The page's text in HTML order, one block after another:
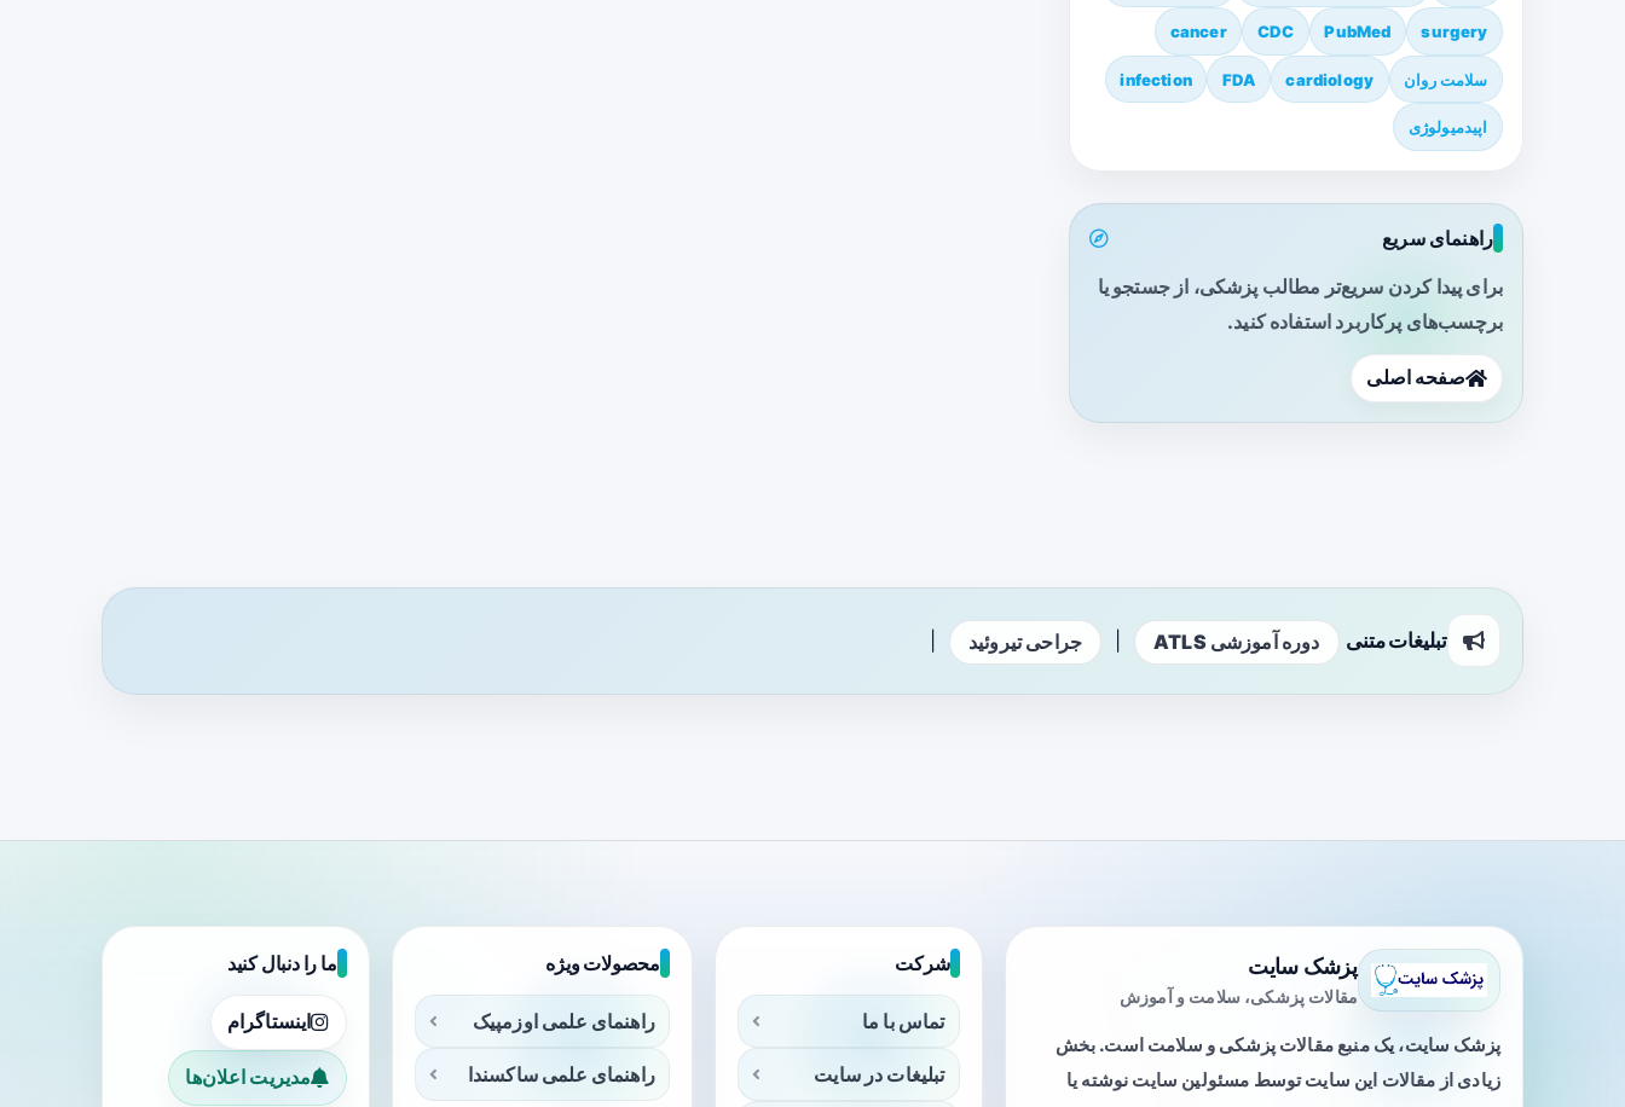
surgery
PubMed
CDC
cancer
سلامت روان cardiology
FDA
infection
اپیدمیولوژی
راهنمای سریع
برای پیدا کردن سریع‌تر مطالب پزشکی، از جستجو یا
برچسب‌های پرکاربرد استفاده کنید.
صفحه اصلی
تبلیغات متنی دوره آموزشی ATLS جراحی تیروئید
پزشک سایت
مقالات پزشکی، سلامت و آموزش
پزشک سایت، یک منبع مقالات پزشکی و سلامت است. بخش
زیادی از مقالات این سایت توسط مسئولین سایت نوشته یا
شرکت
تماس با ما
تبلیغات در سایت
محصولات ویژه
راهنمای علمی اوزمپیک
راهنمای علمی ساکسندا
ما را دنبال کنید
اینستاگرام
مدیریت اعلان‌ها